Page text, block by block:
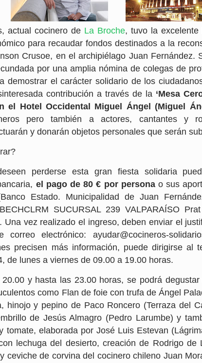
actual cocinero de La Broche, tuvo la
para recaudar fondos destinados a la
Crusoe, en el archipiélago Juan Fernández.
por una amplia nómina de colegas de
demostrar el carácter solidario de los
contribución a través de la ‘Mesa
el Hotel Occidental Miguel Ángel (Miguel
pero también a actores, cantantes y
y donarán objetos personales que serán
perderse esta gran fiesta solidaria
el pago de 80 € por personao sus
Estado. Municipalidad de Juan
SUCURSAL 239 VALPARAÍSO
Una vez realizado el ingreso, deben enviar el
correo electrónico: ayudar@cocineros-
precisen más información, puede dirigirse al
de lunes a viernes de 09.00 a 19.00 horas.
y hasta las 23.00 horas, se podrá
como Flan de foie con trufa de Ángel
hinojo y pepino de Paco Roncero (Terraza del
de Jesús Almagro (Pedro Larumbe) y
tomate, elaborada por José Luis Estevan
lechuga del desierto, creación de Rodrigo de
ceviche de corvina del cocinero chileno Juan